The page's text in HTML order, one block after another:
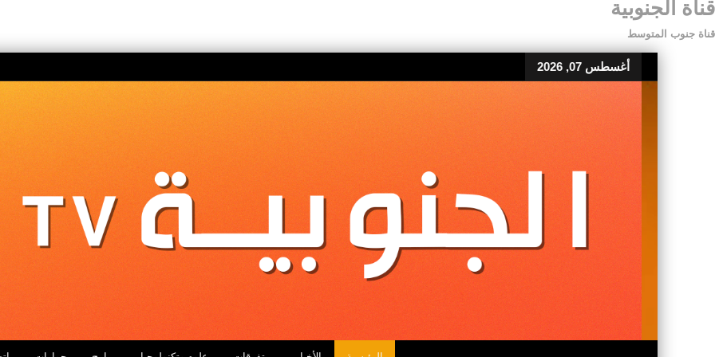
قناة الجنوبية
قناة جنوب المتوسط
أغسطس 07, 2026